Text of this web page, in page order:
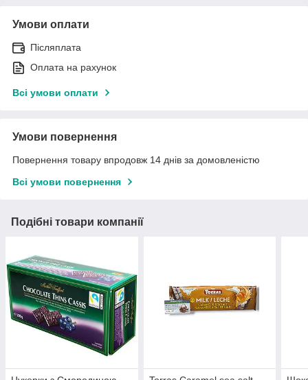
Умови оплати
Післяплата
Оплата на рахунок
Всі умови оплати
Умови повернення
Повернення товару впродовж 14 днів за домовленістю
Всі умови повернення
Подібні товари компанії